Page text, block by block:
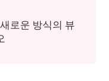
로운 방식의 뷰